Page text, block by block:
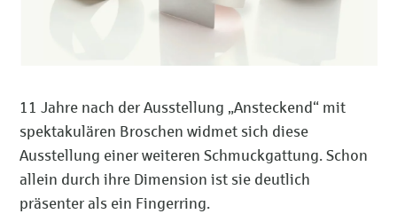
11 Jahre nach der Ausstellung „Ansteckend“ mit
spektakulären Broschen widmet sich diese
Ausstellung einer weiteren Schmuckgattung. Schon
allein durch ihre Dimension ist sie deutlich
präsenter als ein Fingerring.